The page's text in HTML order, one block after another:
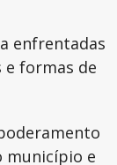
enfrentadas
formas de
município e